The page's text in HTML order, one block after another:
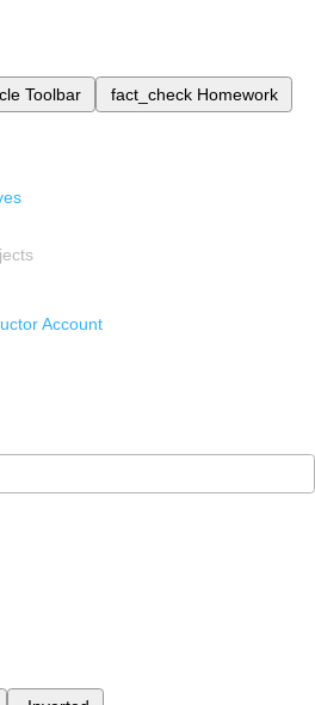
Toolbar fact_check Homework
Account